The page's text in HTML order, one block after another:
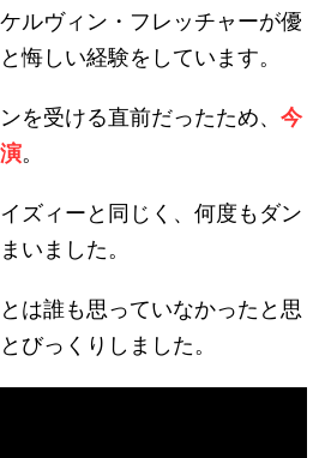
ルヴィン・フレッチャーが優
悔しい経験をしています。
を受ける直前だったため、 今
。
ズィーと同じく、何度もダン
いました。
は誰も思っていなかったと思
びっくりしました。